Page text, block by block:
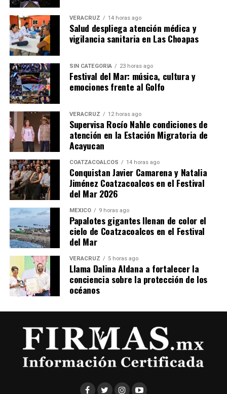
VERACRUZ 14 horas ago
Salud despliega atención médica y
vigilancia sanitaria en Las Choapas
SIN CATEGORÍA 23 horas ago
Festival del Mar: música, cultura y
emociones frente al Golfo
VERACRUZ 12 horas ago
Supervisa Rocío Nahle condiciones de
atención en la Estación Migratoria de
Acayucan
COATZACOALCOS 14 horas ago
Conquistan Javier Camarena y Natalia
Jiménez Coatzacoalcos en el Festival
del Mar 2026
MÉXICO 9 horas ago
Papalotes gigantes llenan de color el
cielo de Coatzacoalcos en el Festival
del Mar
VERACRUZ 5 horas ago
Llama Dalina Aldana a fortalecer la
conciencia sobre la protección de los
océanos